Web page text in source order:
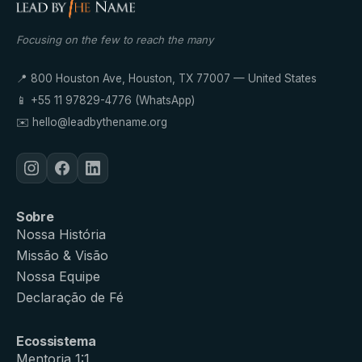
Focusing on the few to reach the many
📍 800 Houston Ave, Houston, TX 77007 — United States
📱 +55 11 97829-4776 (WhatsApp)
✉️ hello@leadbythename.org
Sobre
Nossa História
Missão & Visão
Nossa Equipe
Declaração de Fé
Ecossistema
Mentoria 1:1